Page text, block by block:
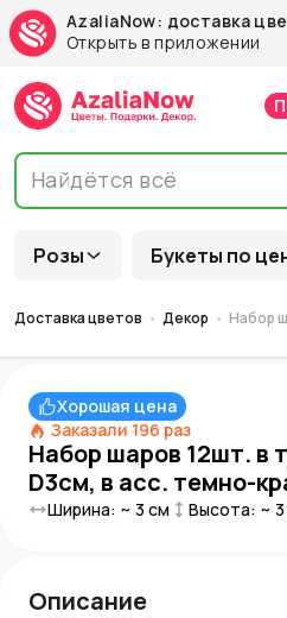
AzaliaNow: доставка
Открыть в приложении
Розы Букеты по
Доставка цветов Декор Набор
Хорошая цена
Заказали 196 раз
Набор шаров 12шт. в
D3см, в асс. темно-
Ширина: ~ 3 см Высота: ~ 3
Описание